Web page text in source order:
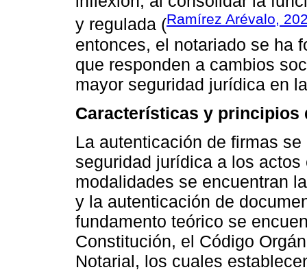
y regulada (Ramírez Arévalo,
entonces, el notariado se ha
que responden a cambios
mayor seguridad jurídica en
Características y principios
La autenticación de firmas
seguridad jurídica a los
modalidades se encuentran
y la autenticación de
fundamento teórico se
Constitución, el Código
Notarial, los cuales